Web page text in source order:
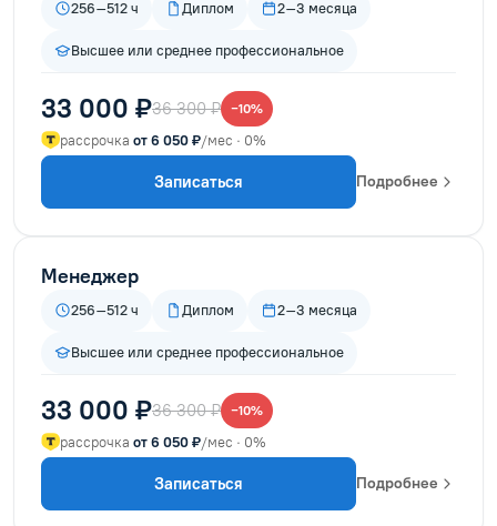
256–512 ч Диплом 2–3 месяца
Высшее или среднее профессиональное
33 000 ₽36 300 ₽ −10%
рассрочка от 6 050 ₽/мес · 0%
Записаться Подробнее
Менеджер
256–512 ч Диплом 2–3 месяца
Высшее или среднее профессиональное
33 000 ₽36 300 ₽ −10%
рассрочка от 6 050 ₽/мес · 0%
Записаться Подробнее